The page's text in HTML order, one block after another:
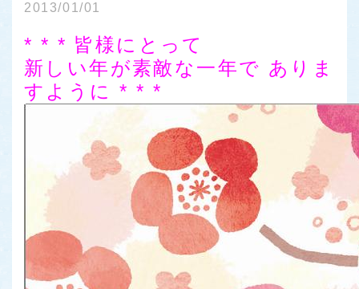
2013/01/01
* * * 皆様にとって
新しい年が素敵な一年で ありま
すように * * *